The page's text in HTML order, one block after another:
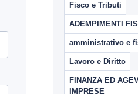
Fisco e Tributi
ADEMPIMENTI
amministrativo e
Lavoro e Diritto
FINANZA ED
IMPRESE